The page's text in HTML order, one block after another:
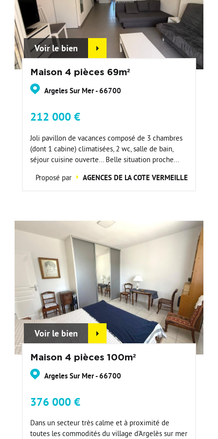
Voir le bien
Maison 4 pièces 69m²
Argeles Sur Mer - 66700
212 000 €
Joli pavillon de vacances composé de 3 chambres
(dont 1 cabine) climatisées, 2 wc, salle de bain,
séjour cuisine ouverte... Belle situation proche...
Proposé par
AGENCES DE LA COTE VERMEILLE
Voir le bien
Maison 4 pièces 100m²
Argeles Sur Mer - 66700
376 000 €
Dans un secteur très calme et à proximité de
toutes les commodités du village d'Argelès sur mer